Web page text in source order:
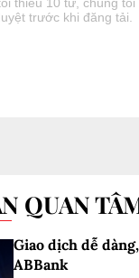
QUAN
Giao dịch dễ
ABBank